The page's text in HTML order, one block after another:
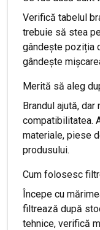
Verifică tabelul
trebuie să stea
gândește poziția
gândește
Merită să aleg
Brandul ajută,
compatibilitatea.
materiale, piese
produsului.
Cum folosesc
Începe cu
filtrează după
tehnice, verifică